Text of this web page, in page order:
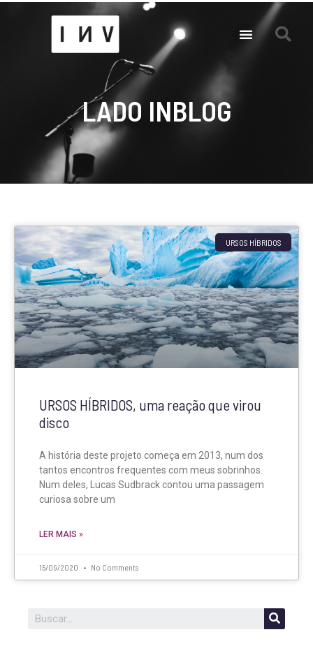
LADO INBLOG
URSOS HÍBRIDOS
URSOS HÍBRIDOS, uma reação que virou
disco
A história deste projeto começa em 2013, num dos
tantos encontros frequentes com meus sobrinhos.
Num deles, Lucas Sudbrack contou uma passagem
curiosa sobre um
LER MAIS »
15/09/2020 No Comments